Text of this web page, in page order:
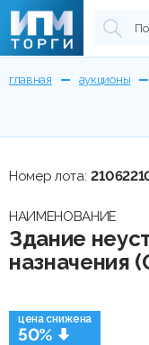
главная аукционы
цена снижена
50%
Номер лота:
НАИМЕНОВАНИЕ
Здание
назначения